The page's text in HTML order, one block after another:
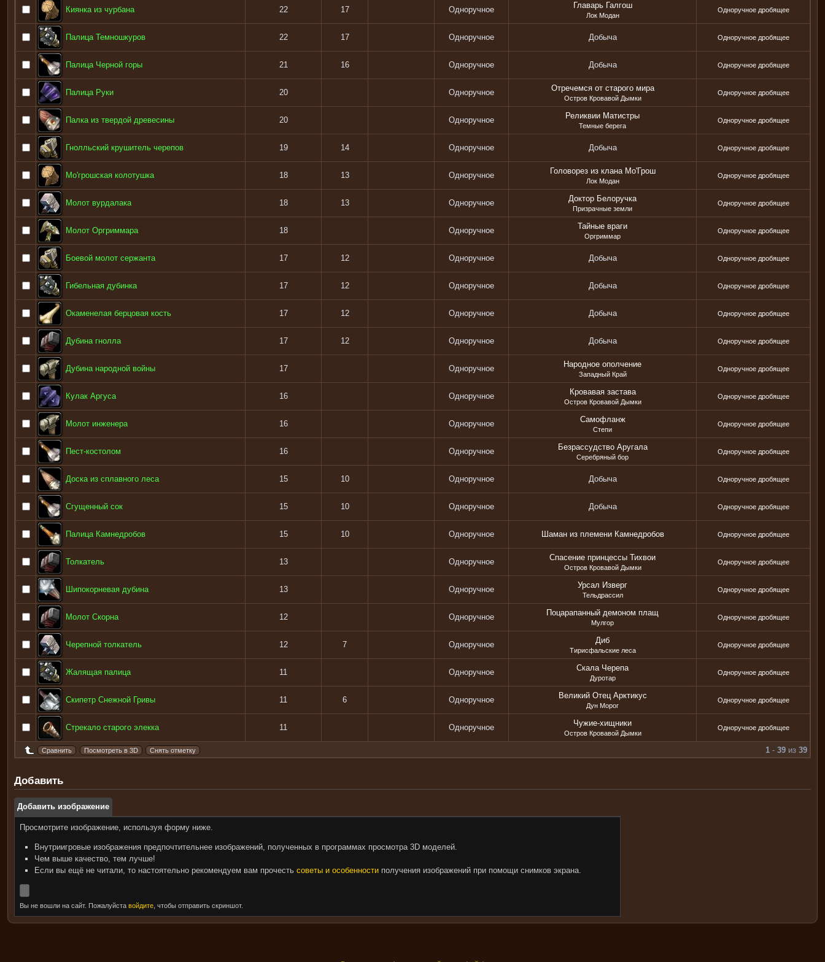
Киянка из чурбана 22 17 Одноручное Главарь Галгош
Лок Модан
Одноручное дробящее
Палица Темношкуров 22 17 Одноручное Добыча Одноручное дробящее
Палица Черной горы 21 16 Одноручное Добыча Одноручное дробящее
Палица Руки 20 Одноручное Отречемся от старого мира
Остров Кровавой Дымки
Одноручное дробящее
Палка из твердой древесины 20 Одноручное Реликвии Матистры
Темные берега
Одноручное дробящее
Гнолльский крушитель черепов 19 14 Одноручное Добыча Одноручное дробящее
Мо'грошская колотушка 18 13 Одноручное Головорез из клана Мо'Грош
Лок Модан
Одноручное дробящее
Молот вурдалака 18 13 Одноручное Доктор Белоручка
Призрачные земли
Одноручное дробящее
Молот Оргриммара 18 Одноручное Тайные враги
Оргриммар
Одноручное дробящее
Боевой молот сержанта 17 12 Одноручное Добыча Одноручное дробящее
Гибельная дубинка 17 12 Одноручное Добыча Одноручное дробящее
Окаменелая берцовая кость 17 12 Одноручное Добыча Одноручное дробящее
Дубина гнолла 17 12 Одноручное Добыча Одноручное дробящее
Дубина народной войны 17 Одноручное Народное ополчение
Западный Край
Одноручное дробящее
Кулак Аргуса 16 Одноручное Кровавая застава
Остров Кровавой Дымки
Одноручное дробящее
Молот инженера 16 Одноручное Самофланж
Степи
Одноручное дробящее
Пест-костолом 16 Одноручное Безрассудство Аругала
Серебряный бор
Одноручное дробящее
Доска из сплавного леса 15 10 Одноручное Добыча Одноручное дробящее
Сгущенный сок 15 10 Одноручное Добыча Одноручное дробящее
Палица Камнедробов 15 10 Одноручное Шаман из племени Камнедробов Одноручное дробящее
Толкатель 13 Одноручное Спасение принцессы Тихвои
Остров Кровавой Дымки
Одноручное дробящее
Шипокорневая дубина 13 Одноручное Урсал Изверг
Тельдрассил
Одноручное дробящее
Молот Скорна 12 Одноручное Поцарапанный демоном плащ
Мулгор
Одноручное дробящее
Черепной толкатель 12 7 Одноручное Диб
Тирисфальские леса
Одноручное дробящее
Жалящая палица 11 Одноручное Скала Черепа
Дуротар
Одноручное дробящее
Скипетр Снежной Гривы 11 6 Одноручное Великий Отец Арктикус
Дун Морог
Одноручное дробящее
Стрекало старого элекка 11 Одноручное Чужие-хищники
Остров Кровавой Дымки
Одноручное дробящее
1 - 39 из 39
Добавить
Добавить изображение
Просмотрите изображение, используя форму ниже.
Внутриигровые изображения предпочтительнее изображений, полученных в программах просмотра 3D моделей.
Чем выше качество, тем лучше!
Если вы ещё не читали, то настоятельно рекомендуем вам прочесть советы и особенности получения изображений при помощи снимков экрана.
Вы не вошли на сайт. Пожалуйста войдите , чтобы отправить скриншот.